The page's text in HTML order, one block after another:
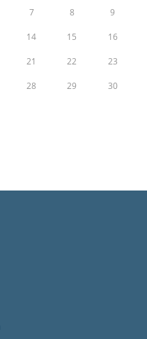
7 8 9
14 15 16
21 22 23
28 29 30